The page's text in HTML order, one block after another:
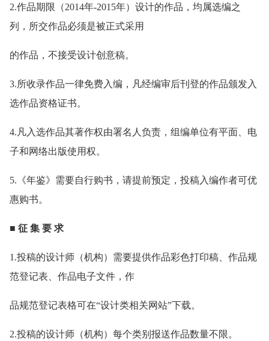
2.作品期限（2014年-2015年）设计的作品，均属选编之
列，所交作品必须是被正式采用
的作品，不接受设计创意稿。
3.所收录作品一律免费入编，凡经编审后刊登的作品颁发入
选作品资格证书。
4.凡入选作品其著作权由署名人负责，组编单位有平面、电
子和网络出版使用权。
5.《年鉴》需要自行购书，请提前预定，投稿入编作者可优
惠购书。
■ 征 集 要 求
1.投稿的设计师（机构）需要提供作品彩色打印稿、作品规
范登记表、作品电子文件，作
品规范登记表格可在“设计类相关网站”下载。
2.投稿的设计师（机构）每个类别报送作品数量不限。